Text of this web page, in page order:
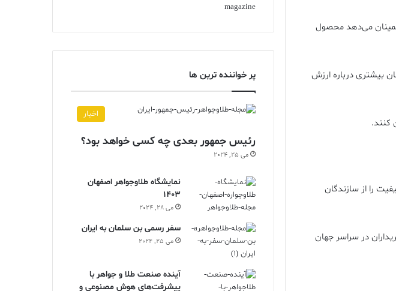
می‌دهد محصول
بیشتری درباره ارزش
کنند.
را از سازندگان
در سراسر جهان
پر خواننده ترین ها
اخبار
رئیس جمهور بعدی چه کسی خواهد بود؟
می 25, 2024
نمایشگاه طلاوجواهر اصفهان
1403
می 28, 2024
سفر رسمی بن سلمان به ایران
می 25, 2024
آینده صنعت طلا و جواهر با
پیشرفت‌های هوش مصنوعی و